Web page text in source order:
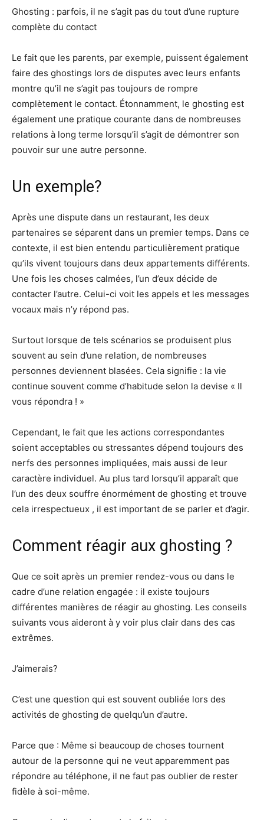
Ghosting : parfois, il ne s’agit pas du tout d’une rupture
complète du contact
Le fait que les parents, par exemple, puissent également
faire des ghostings lors de disputes avec leurs enfants
montre qu’il ne s’agit pas toujours de rompre
complètement le contact. Étonnamment, le ghosting est
également une pratique courante dans de nombreuses
relations à long terme lorsqu’il s’agit de démontrer son
pouvoir sur une autre personne.
Un exemple?
Après une dispute dans un restaurant, les deux
partenaires se séparent dans un premier temps. Dans ce
contexte, il est bien entendu particulièrement pratique
qu’ils vivent toujours dans deux appartements différents.
Une fois les choses calmées, l’un d’eux décide de
contacter l’autre. Celui-ci voit les appels et les messages
vocaux mais n’y répond pas.
Surtout lorsque de tels scénarios se produisent plus
souvent au sein d’une relation, de nombreuses
personnes deviennent blasées. Cela signifie : la vie
continue souvent comme d’habitude selon la devise « Il
vous répondra ! »
Cependant, le fait que les actions correspondantes
soient acceptables ou stressantes dépend toujours des
nerfs des personnes impliquées, mais aussi de leur
caractère individuel. Au plus tard lorsqu’il apparaît que
l’un des deux souffre énormément de ghosting et trouve
cela irrespectueux , il est important de se parler et d’agir.
Comment réagir aux ghosting ?
Que ce soit après un premier rendez-vous ou dans le
cadre d’une relation engagée : il existe toujours
différentes manières de réagir au ghosting. Les conseils
suivants vous aideront à y voir plus clair dans des cas
extrêmes.
J’aimerais?
C’est une question qui est souvent oubliée lors des
activités de ghosting de quelqu’un d’autre.
Parce que : Même si beaucoup de choses tournent
autour de la personne qui ne veut apparemment pas
répondre au téléphone, il ne faut pas oublier de rester
fidèle à soi-même.